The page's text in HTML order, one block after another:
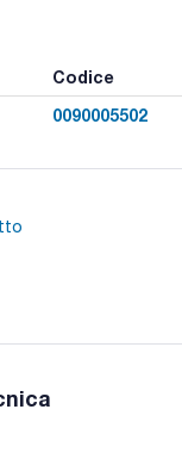
Codice
0090005502